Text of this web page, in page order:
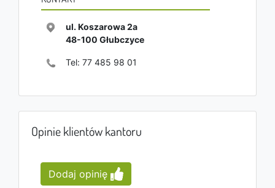
ul. Koszarowa 2a
48-100 Głubczyce
Tel: 77 485 98 01
Opinie klientów kantoru
Dodaj opinię